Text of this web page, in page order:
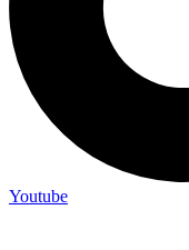
Youtube